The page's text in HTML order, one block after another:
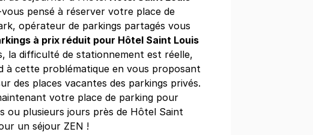
Paris - Hôtel de Ville - Saint-Paul
6 rue de Moussy
75004Paris
4,2(284 avis)
jour,110 €/semaine (tarifs dégressifs)
vous pensé à réserver votre place de
opérateur de parkings partagés vous
à prix réduit pour Hôtel Saint Louis
la difficulté de stationnement est réelle,
à cette problématique en vous proposant
des places vacantes des parkings privés.
votre place de parking pour
ou plusieurs jours près de Hôtel Saint
un séjour ZEN !